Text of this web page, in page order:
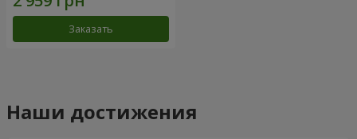
Заказать
Наши достижения